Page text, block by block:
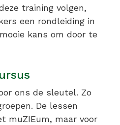
training volgen,
een rondleiding in
kans om door te
ons de sleutel. Zo
De lessen
muZIEum, maar voor